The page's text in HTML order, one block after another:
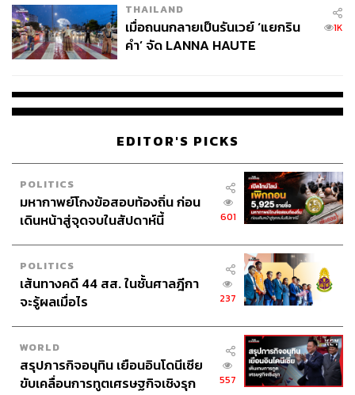
หลากหลาย เปิดโอกาสให้เยาวชนพัฒนาตัวเองอย่างต่อ
เนื่อง และมีการสนับสนุนอย่างเป็นรูปธรรม
เชื่อมโยงกับระบบการศึกษา ทั้งในหลักสูตรและนอก
จากครูและโรงเรียนที่ทุ่มเท หากรัฐบรรจุแนวทางการ
พัฒนาศักยภาพด้านศิลปะวัฒนธรรมสร้างสรรค์เข้าสู่
ศักยภาพเหล่านี้จะไม่ขึ้นอยู่กับความทุ่มเทของครูราย
บุคคลอีกต่อไป
สร้างเส้นทางอาชีพ รัฐสามารถสร้างระบบนิเวศรองรับ
ได้ ไม่ว่าจะเป็นกองทุนสนับสนุนศิลปินรุ่นใหม่ การ
เชื่อมโยงกับอุตสาหกรรมบันเทิงและการท่องเที่ยว
แพลตฟอร์มที่ทำให้ศิลปินท้องถิ่นเข้าถึงผู้ชมในวงกว้าง
ได้ง่ายขึ้น หรือแม้แต่การส่งเสริมให้ศิลปินรุ่นใหม่ได้ไป
โชว์ศักยภาพในเวทีระดับโลก
ข้อจำกัดสำคัญที่ผู้เขียนมองเห็นคือ หน่วยงานรัฐที่เกี่ยวข้อง
กับวัฒนธรรม ทั้งหน่วยงานรัฐส่วนกลางและหน่วยบริหาร
งานส่วนท้องถิ่น ยังคงมองวัฒนธรรมในฐานะ “มรดกที่ต้อง
อนุรักษ์” มากกว่า “ทุนที่ต้องพัฒนาให้สร้างมูลค่า” กรอบ
THAILAND
เมื่อถนนกลายเป็นรันเวย์ ‘แยกริน
คำ’ จัด LANNA HAUTE
1K
EDITOR'S PICKS
POLITICS
มหากาพย์โกงข้อสอบท้องถิ่น ก่อน
เดินหน้าสู่จุดจบในสัปดาห์นี้
601
POLITICS
เส้นทางคดี 44 สส. ในชั้นศาลฎีกา
จะรู้ผลเมื่อไร
237
WORLD
สรุปภารกิจอนุทิน เยือนอินโดนีเซีย
ขับเคลื่อนการทูตเศรษฐกิจเชิงรุก
557